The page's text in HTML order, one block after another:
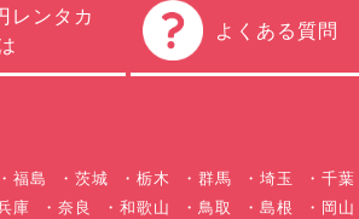
レンタカ
よくある質問
福島 茨城 栃木 群馬 埼玉 千葉
庫 奈良 和歌山 鳥取 島根 岡山